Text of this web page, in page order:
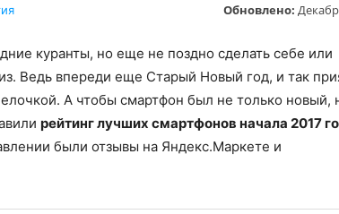
Обновлено:
куранты, но еще не поздно сделать себе или
Ведь впереди еще Старый Новый год, и так
А чтобы смартфон был не только новый,
рейтинг лучших смартфонов начала 2017
были отзывы на Яндекс.Маркете и